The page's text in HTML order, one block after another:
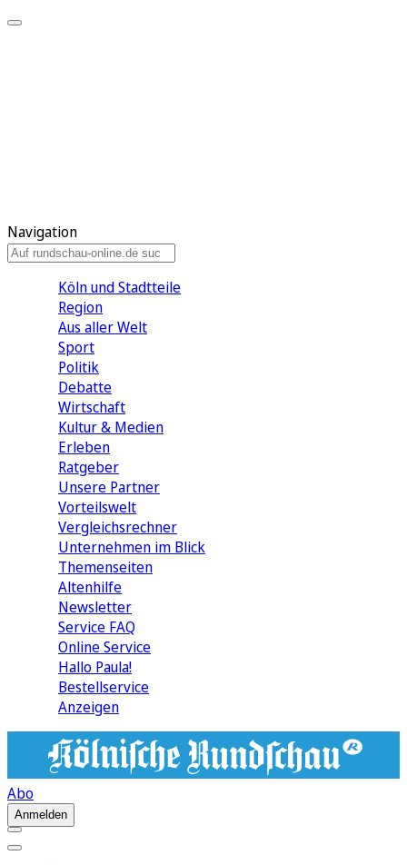
Navigation
Köln und Stadtteile
Region
Aus aller Welt
Sport
Politik
Debatte
Wirtschaft
Kultur & Medien
Erleben
Ratgeber
Unsere Partner
Vorteilswelt
Vergleichsrechner
Unternehmen im Blick
Themenseiten
Altenhilfe
Newsletter
Service FAQ
Online Service
Hallo Paula!
Bestellservice
Anzeigen
Abo
Anmelden